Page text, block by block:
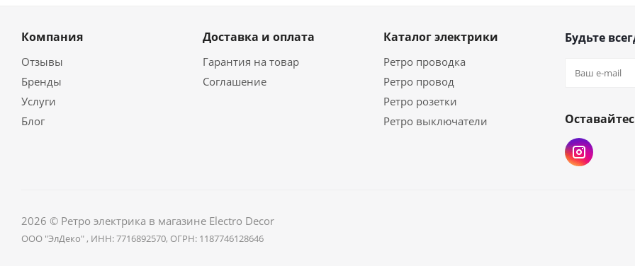
Компания
Отзывы
Бренды
Услуги
Блог
Доставка и оплата
Гарантия на товар
Соглашение
Каталог электрики
Ретро проводка
Ретро провод
Ретро розетки
Ретро выключатели
Будьте
2026 © Ретро электрика в магазине Electro Decor
ООО "ЭлДеко" , ИНН: 7716892570, ОГРН: 1187746128646